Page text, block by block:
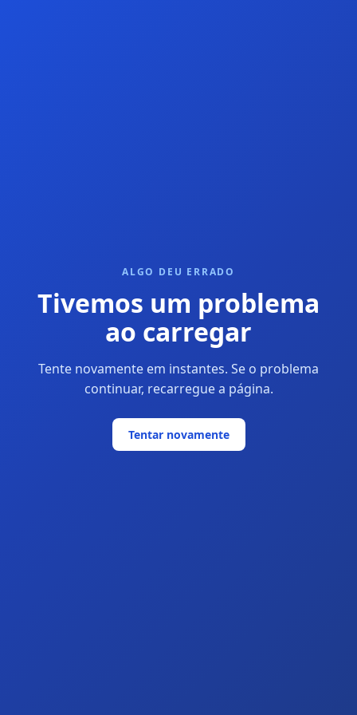
ALGO DEU ERRADO
Tivemos um problema
ao carregar
Tente novamente em instantes. Se o problema
continuar, recarregue a página.
Tentar novamente